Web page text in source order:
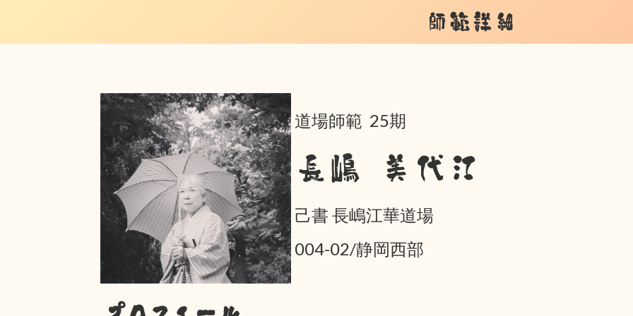
師範詳細
道場師範 25期
長嶋 美代江
己書 長嶋江華道場
004-02/静岡西部